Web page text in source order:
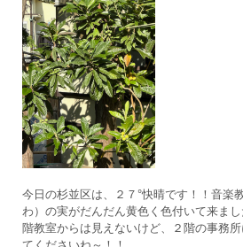
今日の杉並区は、２７°快晴です！！音楽
わ）の実がだんだん黄色く色付いて来ま
階教室からは見えないけど、２階の事務